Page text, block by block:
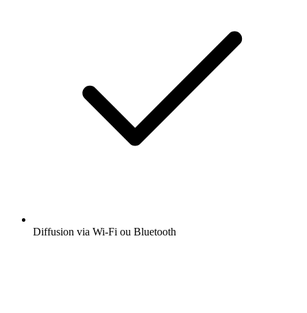
Diffusion via Wi-Fi ou Bluetooth